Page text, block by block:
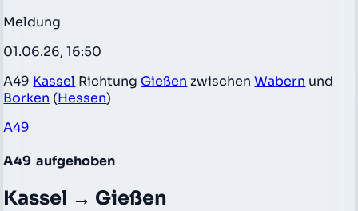
Meldung
01.06.26, 16:50
A49 Kassel Richtung Gießen zwischenWabern und
Borken (Hessen)
A49
A49 aufgehoben
Kassel → Gießen